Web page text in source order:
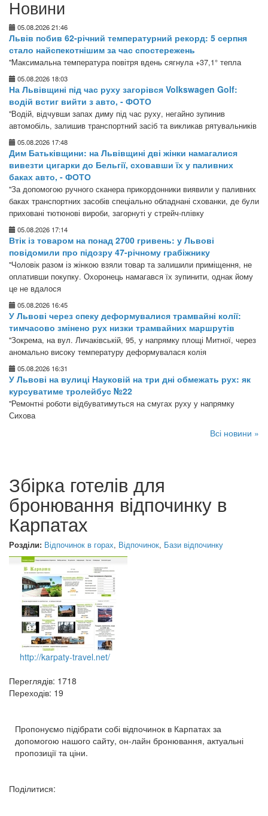
Новини
05.08.2026 21:46
Львів побив 62-річний температурний рекорд: 5 серпня
стало найспекотнішим за час спостережень
"Максимальна температура повітря вдень сягнула +37,1° тепла
05.08.2026 18:03
На Львівщині під час руху загорівся Volkswagen Golf:
водій встиг вийти з авто, - ФОТО
"Водій, відчувши запах диму під час руху, негайно зупинив
автомобіль, залишив транспортний засіб та викликав рятувальників
05.08.2026 17:48
Дим Батьківщини: на Львівщині дві жінки намагалися
вивезти цигарки до Бельгії, сховавши їх у паливних
баках авто, - ФОТО
"За допомогою ручного сканера прикордонники виявили у паливних
баках транспортних засобів спеціально обладнані схованки, де були
приховані тютюнові вироби, загорнуті у стрейч-плівку
05.08.2026 17:14
Втік із товаром на понад 2700 гривень: у Львові
повідомили про підозру 47-річному грабіжнику
"Чоловік разом із жінкою взяли товар та залишили приміщення, не
оплативши покупку. Охоронець намагався їх зупинити, однак йому
це не вдалося
05.08.2026 16:45
У Львові через спеку деформувалися трамвайні колії:
тимчасово змінено рух низки трамвайних маршрутів
"Зокрема, на вул. Личаківській, 95, у напрямку площі Митної, через
аномально високу температуру деформувалася колія
05.08.2026 16:31
У Львові на вулиці Науковій на три дні обмежать рух: як
курсуватиме тролейбус №22
"Ремонтні роботи відбуватимуться на смугах руху у напрямку
Сихова
Всі новини »
Збірка готелів для
бронювання відпочинку в
Карпатах
Розділи: Відпочинок в горах, Відпочинок, Бази відпочинку
http://karpaty-travel.net/
Переглядів: 1718
Переходів: 19
Пропонуємо підібрати собі відпочинок в Карпатах за
допомогою нашого сайту, он-лайн бронювання, актуальні
пропозиції та ціни.
Поділитися: